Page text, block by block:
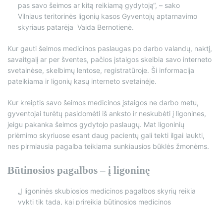
pas savo šeimos ar kitą reikiamą gydytoją“, – sako
Vilniaus teritorinės ligonių kasos Gyventojų aptarnavimo
skyriaus patarėja Vaida Bernotienė.
Kur gauti šeimos medicinos paslaugas po darbo valandų, naktį,
savaitgalį ar per šventes, pačios įstaigos skelbia savo interneto
svetainėse, skelbimų lentose, registratūroje. Ši informacija
pateikiama ir ligonių kasų interneto svetainėje.
Kur kreiptis savo šeimos medicinos įstaigos ne darbo metu,
gyventojai turėtų pasidomėti iš anksto ir neskubėti į ligonines,
jeigu pakanka šeimos gydytojo paslaugų. Mat ligoninių
priėmimo skyriuose esant daug pacientų gali tekti ilgai laukti,
nes pirmiausia pagalba teikiama sunkiausios būklės žmonėms.
Būtinosios pagalbos – į ligoninę
„Į ligoninės skubiosios medicinos pagalbos skyrių reikia
vykti tik tada, kai prireikia būtinosios medicinos